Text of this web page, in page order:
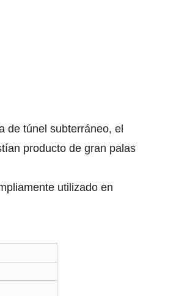
de túnel subterráneo, el
producto de gran palas
utilizado en